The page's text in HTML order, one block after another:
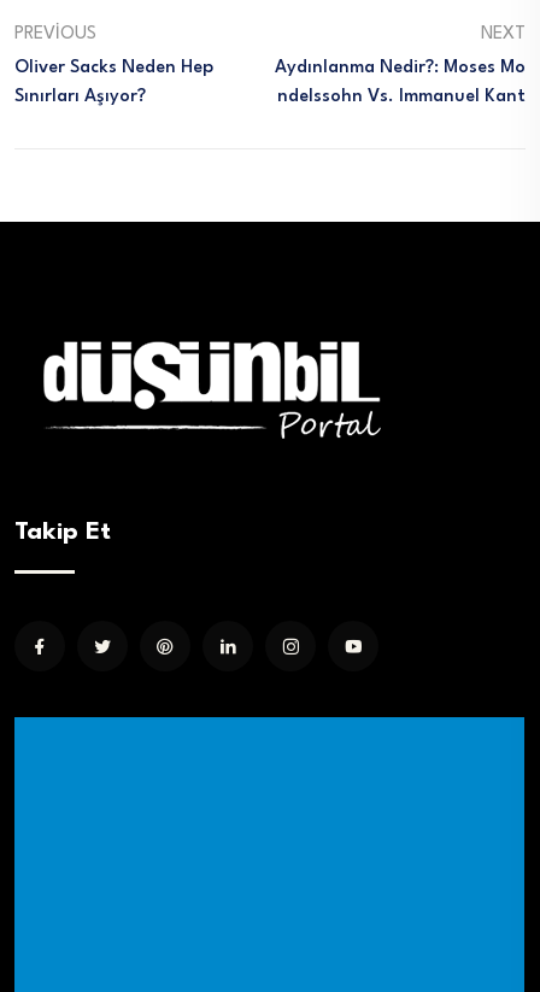
PREVIOUS
Oliver Sacks Neden Hep
Sınırları Aşıyor?
NEXT
Aydınlanma Nedir?: Moses Mo
Ndelssohn Vs. Immanuel Kant
Takip Et